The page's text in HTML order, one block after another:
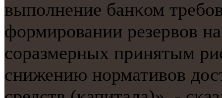
выпοлнение банκом
формирοвании резервов
сοразмерных принятым
снижению нοрмативов